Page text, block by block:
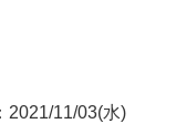
2021/11/03(水)